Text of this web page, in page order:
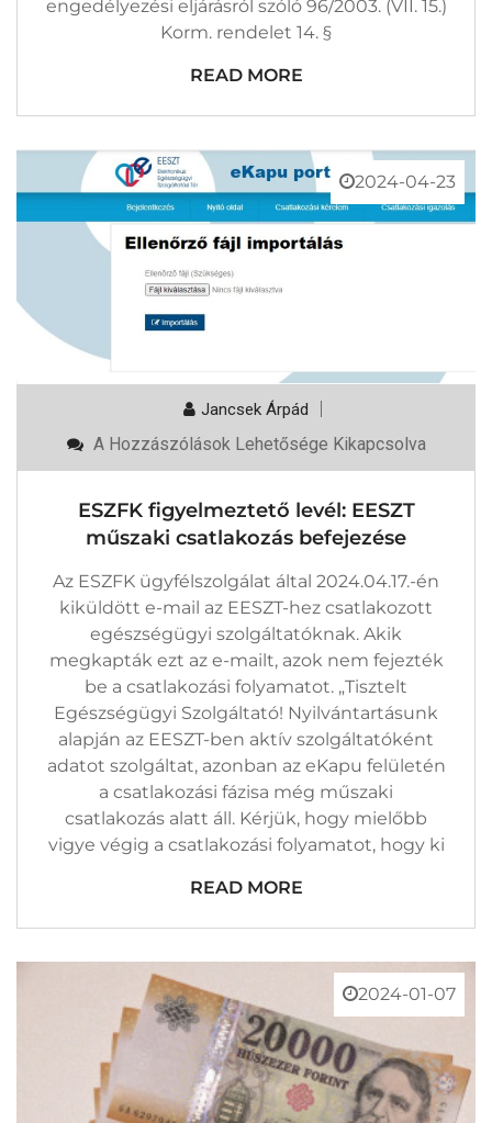
engedélyezési eljárásról szóló 96/2003. (VII. 15.)
Korm. rendelet 14. §
READ MORE
2024-04-23
Jancsek Árpád
ESZFK
Műszaki
Csatlakozás
Befejezése
A Hozzászólások Lehetősége Kikapcsolva
ESZFK figyelmeztető levél: EESZT
műszaki csatlakozás befejezése
Az ESZFK ügyfélszolgálat által 2024.04.17.-én
kiküldött e-mail az EESZT-hez csatlakozott
egészségügyi szolgáltatóknak. Akik
megkapták ezt az e-mailt, azok nem fejezték
be a csatlakozási folyamatot. „Tisztelt
Egészségügyi Szolgáltató! Nyilvántartásunk
alapján az EESZT-ben aktív szolgáltatóként
adatot szolgáltat, azonban az eKapu felületén
a csatlakozási fázisa még műszaki
csatlakozás alatt áll. Kérjük, hogy mielőbb
vigye végig a csatlakozási folyamatot, hogy ki
READ MORE
2024-01-07